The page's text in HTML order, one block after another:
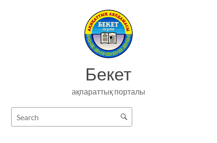
Бекет
ақпараттық порталы